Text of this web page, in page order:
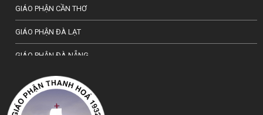
GIÁO PHẬN CẦN THƠ
GIÁO PHẬN ĐÀ LẠT
GIÁO PHẬN ĐÀ NẴNG
TỔNG GIÁO PHẬN HÀ NỘI
GIÁO PHẬN HẢI PHÒNG